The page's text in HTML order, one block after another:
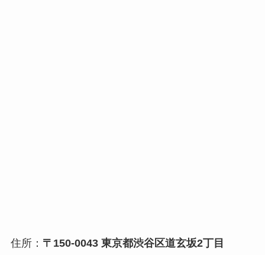
住所： 〒150-0043 東京都渋谷区道玄坂2丁目